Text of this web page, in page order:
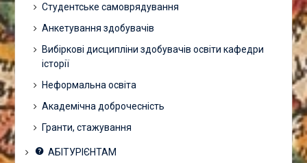
Студентське самоврядування
Анкетування здобувачів
Вибіркові дисципліни здобувачів освіти кафедри
історії
Неформальна освіта
Академічна доброчесність
Гранти, стажування
АБІТУРІЄНТАМ